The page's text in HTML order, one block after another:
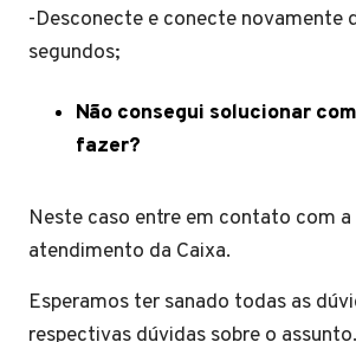
-Desconecte e conecte novamente
segundos;
Não consegui solucionar
fazer?
Neste caso entre em contato com
atendimento da Caixa.
Esperamos ter sanado todas as
respectivas dúvidas sobre o